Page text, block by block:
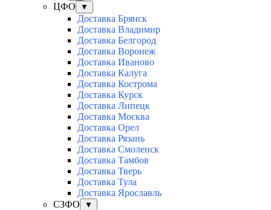
ЦФО ▼
Доставка Брянск
Доставка Владимир
Доставка Белгород
Доставка Воронеж
Доставка Иваново
Доставка Калуга
Доставка Кострома
Доставка Курск
Доставка Липецк
Доставка Москва
Доставка Орел
Доставка Рязань
Доставка Смоленск
Доставка Тамбов
Доставка Тверь
Доставка Тула
Доставка Ярославль
СЗФО
▼